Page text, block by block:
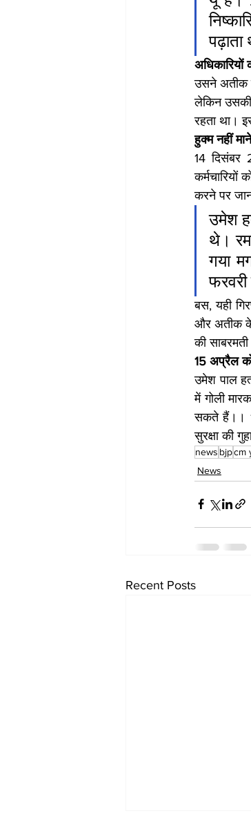
पढ़ाता
अधिकारियों
उसने अतीक
लेकिन
रहता था।
हुक्म नहीं
14 दिसंबर
करने पर
उमेश
थे।
गया
बस, यही
और अतीक के
की
15 अप्रैल
उमेश पाल
में गोली
सकते हैं।।
सुरक्षा की
news bjpcm
News
Recent Posts